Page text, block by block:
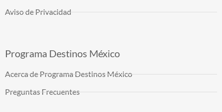
Aviso de Privacidad
Programa Destinos México
Acerca de Programa Destinos México
Preguntas Frecuentes